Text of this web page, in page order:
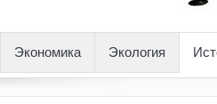
Экономика Экология